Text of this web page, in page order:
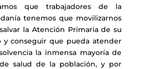
que trabajadores de la
tenemos que movilizarnos
la Atención Primaria de su
y conseguir que pueda atender
la inmensa mayoría de
salud de la población, y por